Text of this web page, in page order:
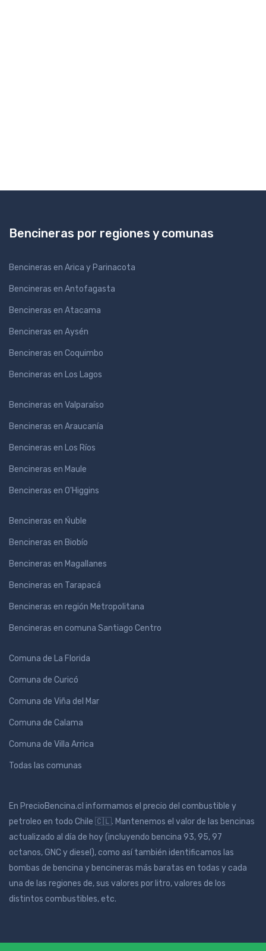
Bencineras por regiones y comunas
Bencineras en Arica y Parinacota
Bencineras en Antofagasta
Bencineras en Atacama
Bencineras en Aysén
Bencineras en Coquimbo
Bencineras en Los Lagos
Bencineras en Valparaíso
Bencineras en Araucanía
Bencineras en Los Ríos
Bencineras en Maule
Bencineras en O'Higgins
Bencineras en Ńuble
Bencineras en Biobío
Bencineras en Magallanes
Bencineras en Tarapacá
Bencineras en región Metropolitana
Bencineras en comuna Santiago Centro
Comuna de La Florida
Comuna de Curicó
Comuna de Viña del Mar
Comuna de Calama
Comuna de Villa Arrica
Todas las comunas
En PrecioBencina.cl informamos el precio del combustible y
petroleo en todo Chile 🇨🇱. Mantenemos el valor de las bencinas
actualizado al día de hoy (incluyendo bencina 93, 95, 97
octanos, GNC y diesel), como así también identificamos las
bombas de bencina y bencineras más baratas en todas y cada
una de las regiones de, sus valores por litro, valores de los
distintos combustibles, etc.